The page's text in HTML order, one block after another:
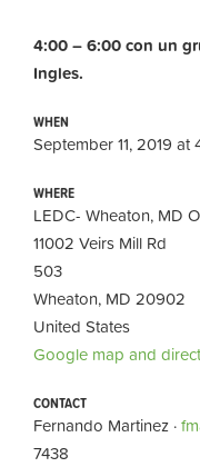
4:00 – 6:00 con un
Ingles.
WHEN
September 11, 2019
WHERE
LEDC- Wheaton, MD
11002 Veirs Mill Rd
503
Wheaton, MD 20902
United States
Google map and
CONTACT
Fernando Martinez ·
7438